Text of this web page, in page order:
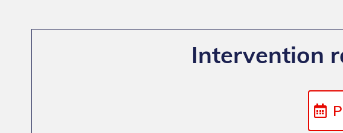
Intervention